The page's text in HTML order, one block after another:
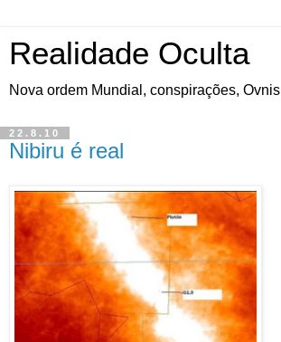
Realidade Oculta
Nova ordem Mundial, conspirações, Ovnis
22.8.10
Nibiru é real